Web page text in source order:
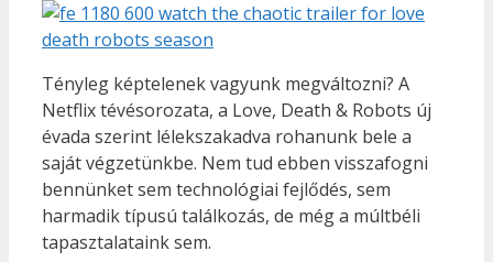
Tényleg képtelenek vagyunk megváltozni? A
Netflix tévésorozata, a Love, Death & Robots új
évada szerint lélekszakadva rohanunk bele a
saját végzetünkbe. Nem tud ebben visszafogni
bennünket sem technológiai fejlődés, sem
harmadik típusú találkozás, de még a múltbéli
tapasztalataink sem.